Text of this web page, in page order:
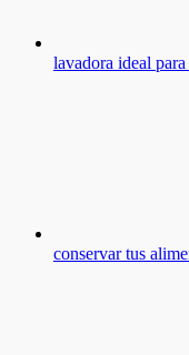
lavadora ideal
conservar tus